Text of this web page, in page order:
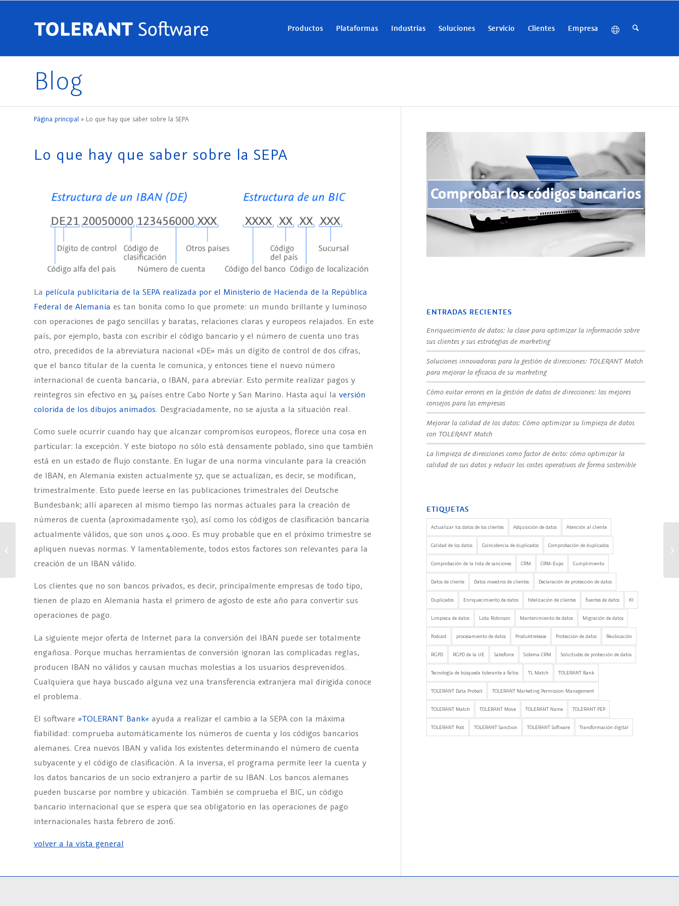
Productos Plataformas Industrias Soluciones Servicio Clientes Empresa
Blog
Página principal » Lo que hay que saber sobre la SEPA
Lo que hay que saber sobre la SEPA
La película publicitaria de la SEPA realizada por el Ministerio de Hacienda de la República
Federal de Alemania es tan bonita como lo que promete: un mundo brillante y luminoso
con operaciones de pago sencillas y baratas, relaciones claras y europeos relajados. En este
país, por ejemplo, basta con escribir el código bancario y el número de cuenta uno tras
otro, precedidos de la abreviatura nacional «DE» más un dígito de control de dos cifras,
que el banco titular de la cuenta le comunica, y entonces tiene el nuevo número
internacional de cuenta bancaria, o IBAN, para abreviar. Esto permite realizar pagos y
reintegros sin efectivo en 34 países entre Cabo Norte y San Marino. Hasta aquí la versión
colorida de los dibujos animados. Desgraciadamente, no se ajusta a la situación real.
Como suele ocurrir cuando hay que alcanzar compromisos europeos, florece una cosa en
particular: la excepción. Y este biotopo no sólo está densamente poblado, sino que también
está en un estado de flujo constante. En lugar de una norma vinculante para la creación
de IBAN, en Alemania existen actualmente 57, que se actualizan, es decir, se modifican,
trimestralmente. Esto puede leerse en las publicaciones trimestrales del Deutsche
Bundesbank; allí aparecen al mismo tiempo las normas actuales para la creación de
números de cuenta (aproximadamente 130), así como los códigos de clasificación bancaria
actualmente válidos, que son unos 4.000. Es muy probable que en el próximo trimestre se
apliquen nuevas normas. Y lamentablemente, todos estos factores son relevantes para la
creación de un IBAN válido.
Los clientes que no son bancos privados, es decir, principalmente empresas de todo tipo,
tienen de plazo en Alemania hasta el primero de agosto de este año para convertir sus
operaciones de pago.
La siguiente mejor oferta de Internet para la conversión del IBAN puede ser totalmente
engañosa. Porque muchas herramientas de conversión ignoran las complicadas reglas,
producen IBAN no válidos y causan muchas molestias a los usuarios desprevenidos.
Cualquiera que haya buscado alguna vez una transferencia extranjera mal dirigida conoce
el problema.
El software »TOLERANT Bank« ayuda a realizar el cambio a la SEPA con la máxima
fiabilidad: comprueba automáticamente los números de cuenta y los códigos bancarios
alemanes. Crea nuevos IBAN y valida los existentes determinando el número de cuenta
subyacente y el código de clasificación. A la inversa, el programa permite leer la cuenta y
los datos bancarios de un socio extranjero a partir de su IBAN. Los bancos alemanes
pueden buscarse por nombre y ubicación. También se comprueba el BIC, un código
bancario internacional que se espera que sea obligatorio en las operaciones de pago
internacionales hasta febrero de 2016.
volver a la vista general
ENTRADAS RECIENTES
Enriquecimiento de datos: la clave para optimizar la información sobre
sus clientes y sus estrategias de marketing
Soluciones innovadoras para la gestión de direcciones: TOLERANT Match
para mejorar la eficacia de su marketing
Cómo evitar errores en la gestión de datos de direcciones: los mejores
consejos para las empresas
Mejorar la calidad de los datos: Cómo optimizar su limpieza de datos
con TOLERANT Match
La limpieza de direcciones como factor de éxito: cómo optimizar la
calidad de sus datos y reducir los costes operativos de forma sostenible
ETIQUETAS
Actualizar los datos de los clientes Adquisición de datos Atención al cliente
Calidad de los datos Coincidencia de duplicados Comprobación de duplicados
Comprobación de la lista de sanciones CRM CRM-Expo Cumplimiento
Datos de cliente Datos maestros de clientes Declaración de protección de datos
Duplicados Enriquecimiento de datos fidelización de clientes fuentes de datos KI
Limpieza de datos Lista Robinson Mantenimiento de datos Migración de datos
Podcast procesamiento de datos Produktrelease Protección de datos Reubicación
RGPD RGPD de la UE Salesforce Sistema CRM Solicitudes de protección de datos
Tecnología de búsqueda tolerante a fallos TL Match TOLERANT Bank
TOLERANT Data Protect TOLERANT Marketing Permission Management
TOLERANT Match TOLERANT Move TOLERANT Name TOLERANT PEP
TOLERANT Post TOLERANT Sanction TOLERANT Software Transformación digital
Iban, el terrible